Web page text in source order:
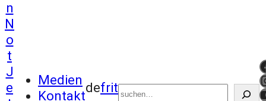
n
N
o
t
J
e
Medien
Kontakt
defrit